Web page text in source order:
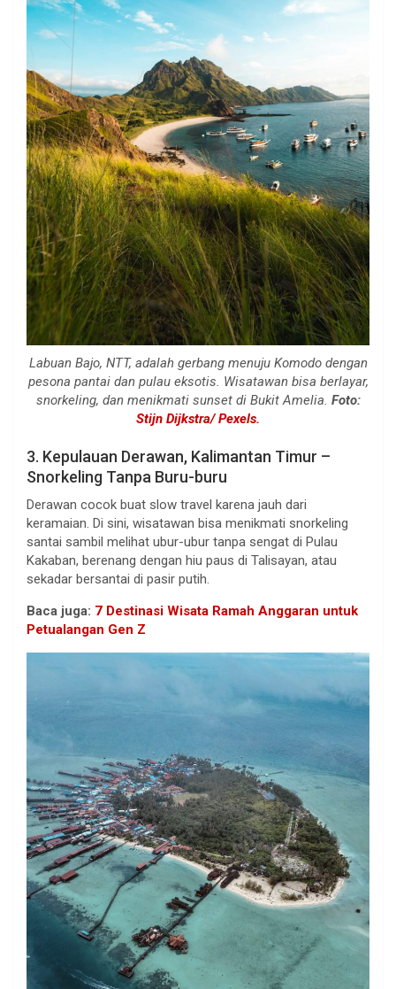
Labuan Bajo, NTT, adalah gerbang menuju Komodo dengan
pesona pantai dan pulau eksotis. Wisatawan bisa berlayar,
snorkeling, dan menikmati sunset di Bukit Amelia. Foto:
Stijn Dijkstra/ Pexels.
3. Kepulauan Derawan, Kalimantan Timur –
Snorkeling Tanpa Buru-buru
Derawan cocok buat slow travel karena jauh dari
keramaian. Di sini, wisatawan bisa menikmati snorkeling
santai sambil melihat ubur-ubur tanpa sengat di Pulau
Kakaban, berenang dengan hiu paus di Talisayan, atau
sekadar bersantai di pasir putih.
Baca juga: 7 Destinasi Wisata Ramah Anggaran untuk
Petualangan Gen Z